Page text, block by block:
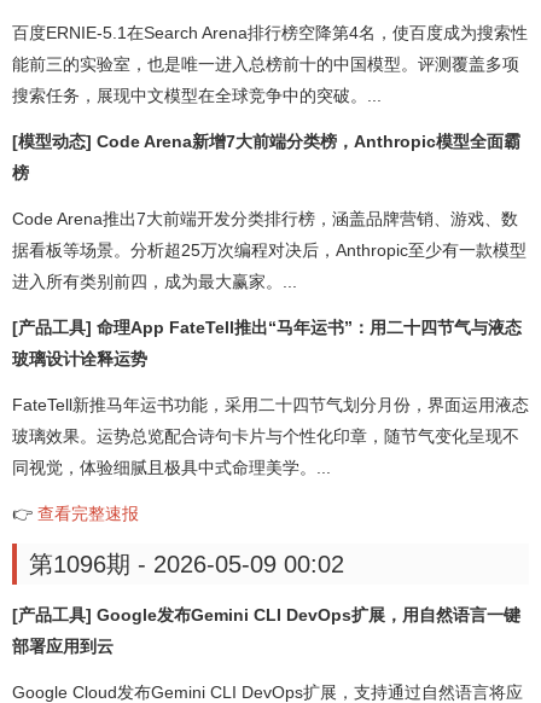
百度ERNIE-5.1在Search Arena排行榜空降第4名，使百度成为搜索性
能前三的实验室，也是唯一进入总榜前十的中国模型。评测覆盖多项
搜索任务，展现中文模型在全球竞争中的突破。...
[模型动态] Code Arena新增7大前端分类榜，Anthropic模型全面霸
榜
Code Arena推出7大前端开发分类排行榜，涵盖品牌营销、游戏、数
据看板等场景。分析超25万次编程对决后，Anthropic至少有一款模型
进入所有类别前四，成为最大赢家。...
[产品工具] 命理App FateTell推出“马年运书”：用二十四节气与液态
玻璃设计诠释运势
FateTell新推马年运书功能，采用二十四节气划分月份，界面运用液态
玻璃效果。运势总览配合诗句卡片与个性化印章，随节气变化呈现不
同视觉，体验细腻且极具中式命理美学。...
👉 查看完整速报
第1096期 - 2026-05-09 00:02
[产品工具] Google发布Gemini CLI DevOps扩展，用自然语言一键
部署应用到云
Google Cloud发布Gemini CLI DevOps扩展，支持通过自然语言将应